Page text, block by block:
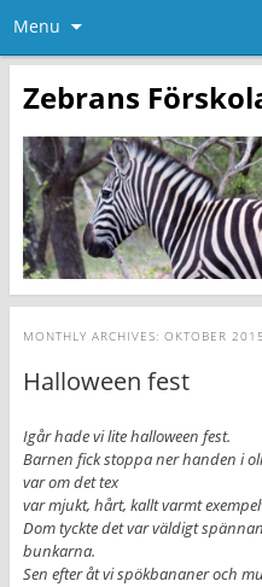
Menu
Zebrans
MONTHLY ARCHIVES: OKTOBER 2015
Halloween fest
Igår hade vi lite halloween fest.
Barnen fick stoppa ner handen i
var om det tex
var mjukt, hårt, kallt varmt
Dom tyckte det var väldigt
bunkarna.
Sen efter åt vi spökbananer och